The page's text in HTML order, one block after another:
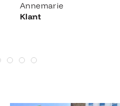
Annemarie
Klant